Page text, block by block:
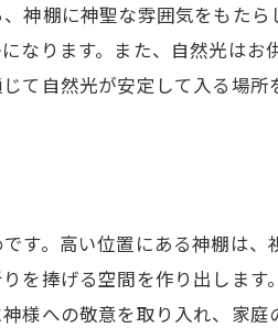
神棚に神聖な雰囲気をもたら
なります。また、自然光はお
て自然光が安定して入る場所
す。高い位置にある神棚は、
を捧げる空間を作り出します
様への敬意を取り入れ、家庭